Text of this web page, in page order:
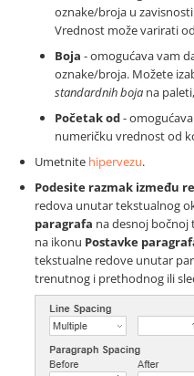
oznake/broja u
Vrednost može varirati
Boja - omogućava vam
oznake/broja. Možete
standardnih boja na
Početak od-
numeričku vrednost od
Umetnite hipervezu.
Podesite razmak između
redova unutar tekstualnog
paragrafa na desnoj bočnoj
na ikonu Postavke
tekstualne redove unutar
trenutnog i prethodnog ili